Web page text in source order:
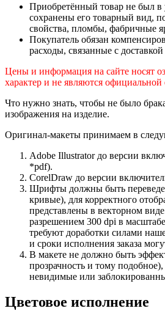
Приобретённый товар не был в
сохранены его товарный вид,
свойства, пломбы, фабричные
Покупатель обязан
расходы, связанные с
Цены и информация на сайте носят
характер и не являются официальной
Что нужно знать, чтобы не было
изображения на изделие.
Оригинал-макеты принимаем в
Adobe Illustrator до версии
*pdf).
CorelDraw до версии
Шрифты должны быть
кривые), для корректного
представлены в векторном
разрешением 300 dpi в
требуют доработки силами
и сроки исполнения заказа
В макете не должно быть
прозрачность и тому подобное),
невидимые или
Цветовое исполнение